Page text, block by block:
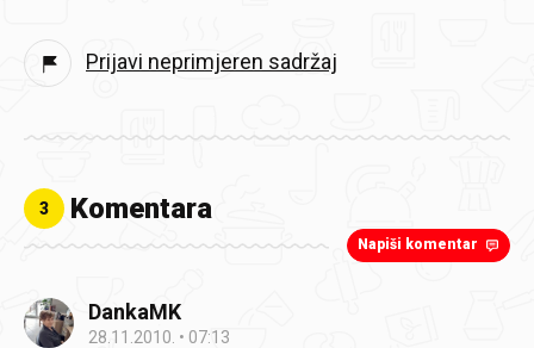
Prijavi neprimjeren sadržaj
3 Komentara
Napiši komentar
DankaMK
28.11.2010. 07:13